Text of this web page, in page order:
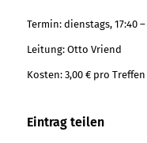
Termin: dienstags, 17:40 –
Leitung: Otto Vriend
Kosten: 3,00 € pro Treffen
Eintrag teilen